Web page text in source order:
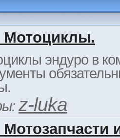
эндуро в
z-luka